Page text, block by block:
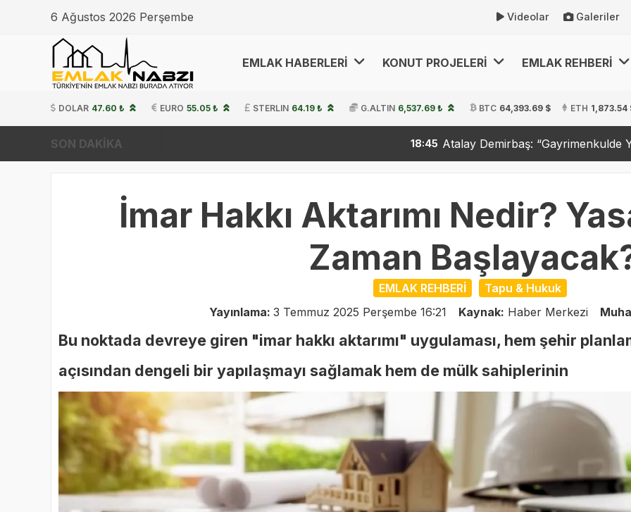
6 Ağustos 2026 Perşembe Videolar Galeriler
EMLAK HABERLERİ KONUT PROJELERİ EMLAK REHBERİ
DOLAR 47.60 ₺ EURO 55.05 ₺ STERLIN 64.19 ₺ G.ALTIN 6,537.69 ₺ BTC 64,393.69 $ ETH 1,873.54
SON DAKİKA Atalay Demirbaş: “Gayrimenkulde Yeni Dönemi
İmar Hakkı Aktarımı Nedir?
Zaman
EMLAK REHBERİ
Tapu & Hukuk
Yayınlama: 3 Temmuz 2025 Perşembe 16:21 Kaynak: Haber Merkezi
Bu noktada devreye giren "imar hakkı aktarımı" uygulaması, hem şehir
açısından dengeli bir yapılaşmayı sağlamak hem de mülk sahiplerinin